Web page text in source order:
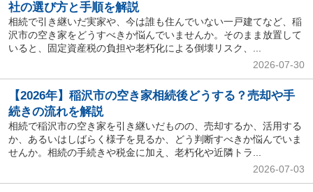
社の選び方と手順を解説
相続で引き継いだ実家や、今は誰も住んでいない一戸建てなど、稲
沢市の空き家をどうすべきか悩んでいませんか。そのまま放置して
いると、固定資産税の負担や老朽化による倒壊リスク、...
2026-07-30
【2026年】稲沢市の空き家相続後どうする？売却や手
続きの流れを解説
相続で稲沢市の空き家を引き継いだものの、売却するか、活用する
か、あるいはしばらく様子を見るか、どう判断すべきか悩んでいま
せんか。相続の手続きや税金に加え、老朽化や近隣トラ...
2026-07-03